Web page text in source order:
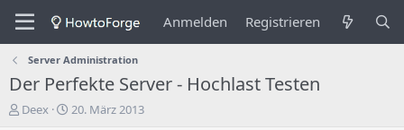
Anmelden Registrieren
Server Administration
Der Perfekte Server - Hochlast Testen
E
Deex
E
20. März 2013